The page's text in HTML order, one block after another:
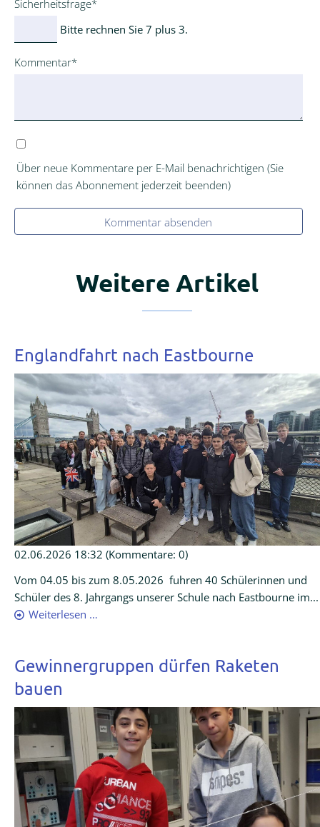
Sicherheitsfrage*
Bitte rechnen Sie 7 plus 3.
Pflichtfeld
Kommentar*
Über neue Kommentare per E-Mail benachrichtigen (Sie
können das Abonnement jederzeit beenden)
Kommentar absenden
Weitere Artikel
Englandfahrt nach Eastbourne
02.06.2026 18:32 (Kommentare: 0)
Vom 04.05 bis zum 8.05.2026 fuhren 40 Schülerinnen und
Schüler des 8. Jahrgangs unserer Schule nach Eastbourne im...
Weiterlesen …
Gewinnergruppen dürfen Raketen
bauen